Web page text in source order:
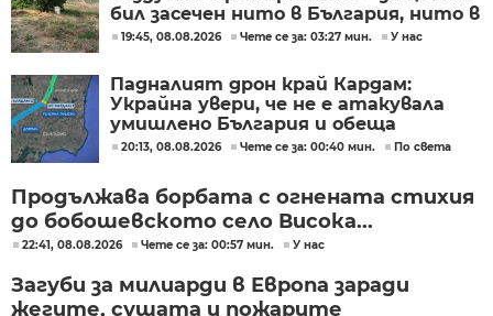
бил засечен нито в България, нито в
Румъния?
19:45, 08.08.2026 Чете се за: 03:27 мин. У нас
Падналият дрон край Кардам:
Украйна увери, че не е атакувала
умишлено България и обеща
разследване
20:13, 08.08.2026 Чете се за: 00:40 мин. По света
Продължава борбата с огнената стихия
до бобошевското село Висока...
22:41, 08.08.2026 Чете се за: 00:57 мин. У нас
Загуби за милиарди в Европа заради
жегите, сушата и пожарите